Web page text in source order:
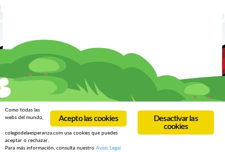
Desactivar las
cookies
Acepto las cookies
Como todas las
webs del mundo,
colegiodelaesperanza.com usa cookies que puedes
aceptar o rechazar.
Para más información, consulta nuestro Aviso Legal